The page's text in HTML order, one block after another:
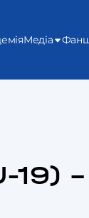
Медіа
19)